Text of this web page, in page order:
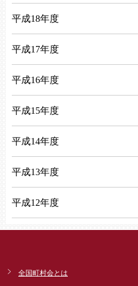
平成18年度
平成17年度
平成16年度
平成15年度
平成14年度
平成13年度
平成12年度
全国町村会とは